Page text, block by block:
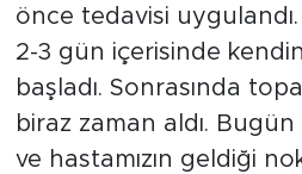
önce tedavisi
2-3 gün içerisinde
başladı. Sonrasında
biraz zaman aldı.
ve hastamızın geldiği